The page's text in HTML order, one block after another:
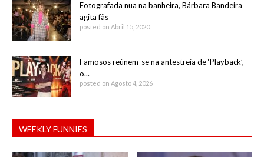
Fotografada nua na banheira, Bárbara Bandeira
agita fãs
posted on Abril 15, 2020
Famosos reúnem-se na antestreia de ‘Playback’,
o...
posted on Agosto 4, 2026
WEEKLY FUNNIES